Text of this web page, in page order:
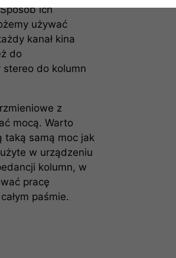
ich
używać
kanał kina
do
stereo do kolumn
z
mocą. Warto
taką samą moc jak
w urządzeniu
kolumn, w
pracę
paśmie.